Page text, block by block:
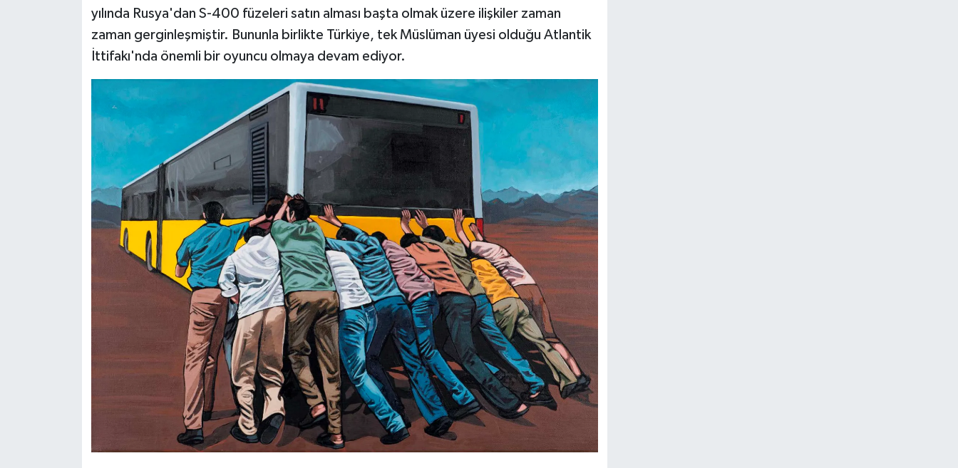
yılında Rusya'dan S-400 füzeleri satın alması başta olmak üzere ilişkiler zaman
zaman gerginleşmiştir. Bununla birlikte Türkiye, tek Müslüman üyesi olduğu Atlantik
İttifakı'nda önemli bir oyuncu olmaya devam ediyor.